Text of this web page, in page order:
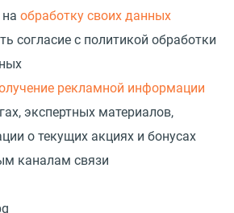
обработку своих данных
согласие с политикой обработки
рекламной информации
экспертных материалов,
о текущих акциях и бонусах
каналам связи